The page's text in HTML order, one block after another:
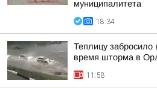
муниципалитета
18:34
Теплицу забросило
время шторма в
11:58